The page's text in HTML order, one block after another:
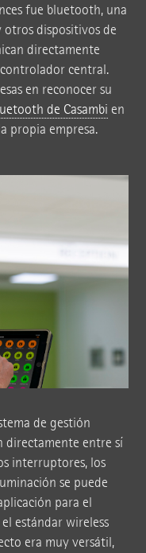
fue bluetooth, una
dispositivos de
directamente
central.
en reconocer su
de Casambi en
propia empresa.
de gestión
directamente entre sí
interruptores, los
se puede
para el
estándar wireless
era muy versátil,